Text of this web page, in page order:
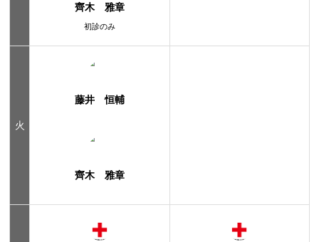
火
齊木 雅章
初診のみ
藤井 恒輔
齊木 雅章